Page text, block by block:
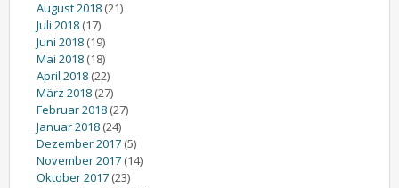
August 2018 (21)
Juli 2018 (17)
Juni 2018 (19)
Mai 2018 (18)
April 2018 (22)
März 2018 (27)
Februar 2018 (27)
Januar 2018 (24)
Dezember 2017 (5)
November 2017 (14)
Oktober 2017 (23)